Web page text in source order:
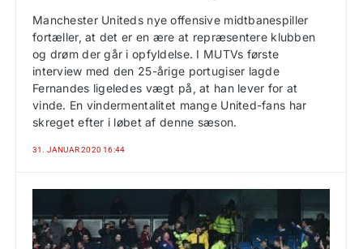
Manchester Uniteds nye offensive midtbanespiller
fortæller, at det er en ære at repræsentere klubben
og drøm der går i opfyldelse. I MUTVs første
interview med den 25-årige portugiser lagde
Fernandes ligeledes vægt på, at han lever for at
vinde. En vindermentalitet mange United-fans har
skreget efter i løbet af denne sæson.
31. JANUAR 2020 16:44